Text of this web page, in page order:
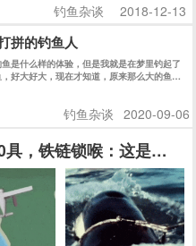
钓鱼杂谈 2018-12-13
拼的钓鱼人
是什么样的体验，但是我就是在梦里钓起了
好大好大，现在才知道，原来那么大的鱼，
钓鱼杂谈 2020-09-06
，铁链锁喉：这是一场